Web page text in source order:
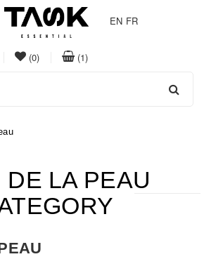
EN FR
(0)item(s)
(1)item(s)
DE LA PEAU